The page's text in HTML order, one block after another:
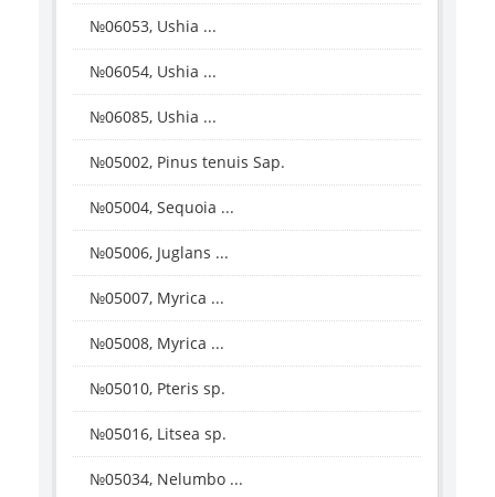
№06053, Ushia ...
№06054, Ushia ...
№06085, Ushia ...
№05002, Pinus tenuis Sap.
№05004, Sequoia ...
№05006, Juglans ...
№05007, Myrica ...
№05008, Myrica ...
№05010, Pteris sp.
№05016, Litsea sp.
№05034, Nelumbo ...